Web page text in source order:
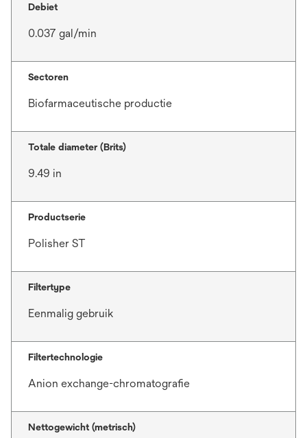
Debiet
0.037 gal/min
Sectoren
Biofarmaceutische productie
Totale diameter (Brits)
9.49 in
Productserie
Polisher ST
Filtertype
Eenmalig gebruik
Filtertechnologie
Anion exchange-chromatografie
Nettogewicht (metrisch)